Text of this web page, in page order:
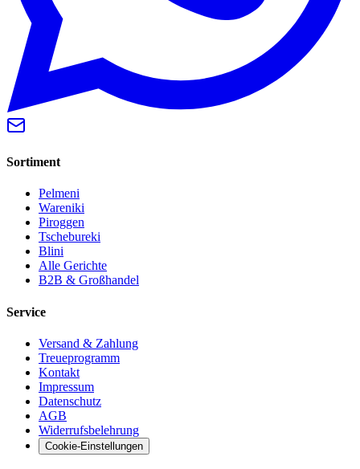
Sortiment
Pelmeni
Wareniki
Piroggen
Tschebureki
Blini
Alle Gerichte
B2B & Großhandel
Service
Versand & Zahlung
Treueprogramm
Kontakt
Impressum
Datenschutz
AGB
Widerrufsbelehrung
Cookie-Einstellungen